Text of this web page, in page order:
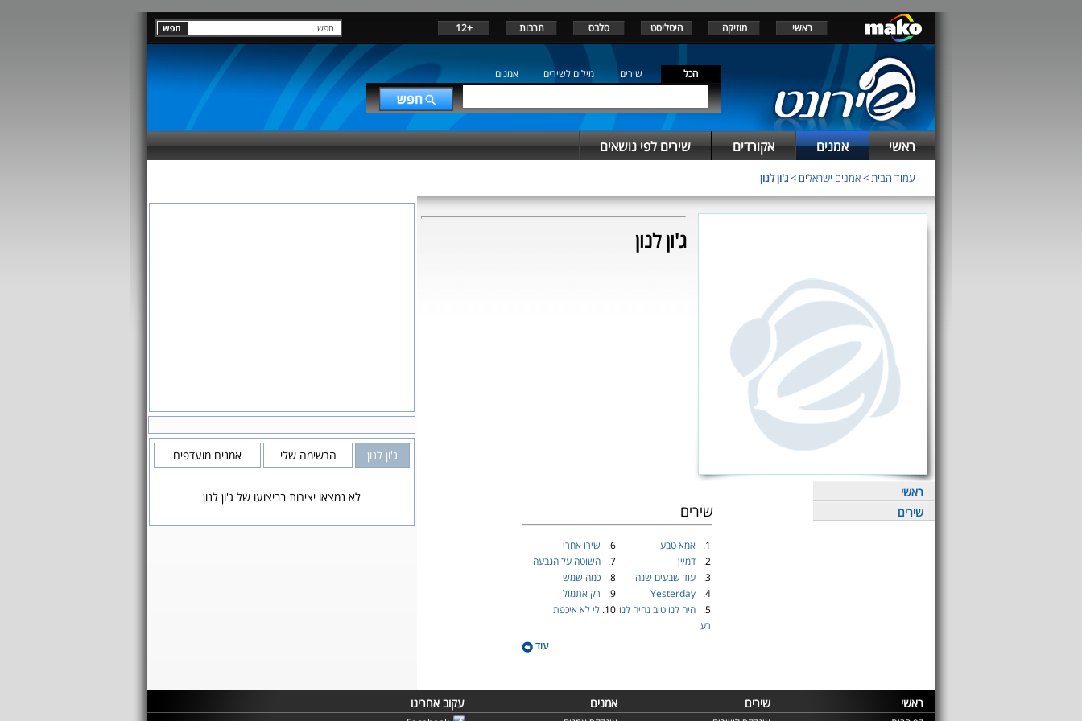
ראשי מוזיקה היטליסט סלבס תרבות +12
הכל שירים מילים לשירים אמנים
ראשי אמנים אקורדים שירים לפי נושאים
עמוד הבית>אמנים ישראלים >ג'ון לנון
ג'ון לנון
ראשי
שירים
שירים
1.
אמא טבע
2.
דמיין
3.
עוד שבעים שנה
4.
Yesterday
5.
היה לנו טוב נהיה לנו
רע
6.
שירו אחרי
7.
השוטה על הגבעה
8.
כמה שמש
9.
רק אתמול
10. לי לא איכפת
עוד
ג'ון לנון הרשימה שלי אמנים מועדפים
לא נמצאו יצירות בביצועו של ג'ון לנון
ראשי שירים אמנים עקוב אחרינו